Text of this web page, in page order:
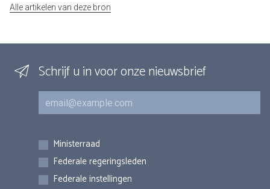
Alle artikelen van deze bron
Schrijf u in voor onze nieuwsbrief
E-mail
Inschrijvingen
Ministerraad
Federale regeringsleden
Federale instellingen